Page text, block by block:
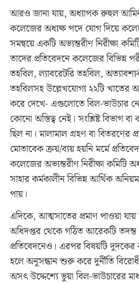
আরও জানা যায়, অধ্যাপক রুহুল আমিন
কলেজের অধ্যক্ষ পদে যোগ দিয়ে
সমন্বয়ে একটি অভ্যন্তরীণ নিরীক্ষা
তাদের প্রতিবেদনে কলেজের বিভিন্ন
তহবিল, ল্যাবরেটরি তহবিল,
তহবিলসহ উল্লেখযোগ্য ২২টি খাতের
করে দেখে- এগুলোতে বিল-ভাউচার
কোনো অস্তিত্ব নেই। সংশ্লিষ্ট বিভাগ
ছিল না। মালামাল গ্রহণ বা বিতরণের
মোতাবেক ক্রয়/ব্যয় হয়নি মর্মে
কলেজের অভ্যন্তরীণ নিরীক্ষা কমিটি
সাহার কর্মকালীন বিভিন্ন আর্থিক
পায়।
এদিকে, আত্মসাতের প্রমাণ পাওয়া যায়
অধিদপ্তর থেকে গঠিত আরেকটি তদন্ত
প্রতিবেদনেও। এরপর বিষয়টি দুদকের
হলে অনুসন্ধান শুরু করে দুর্নীতি
অসৎ উদ্দেশ্যে ভুয়া বিল-ভাউচারের